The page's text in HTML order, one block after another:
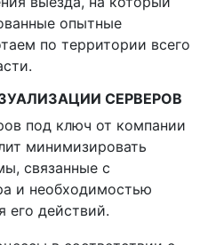
опытные
по территории всего
СЕРВЕРОВ
под ключ от компании
минимизировать
связанные с
и необходимостью
его действий.